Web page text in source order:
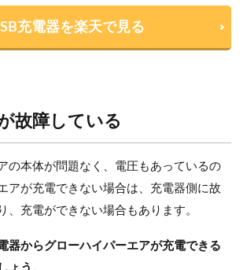
充電器を楽天で見る
故障している
の本体が問題なく、電圧もあっているの
アが充電できない場合は、充電器側に故
、充電ができない場合もあります。
器からグローハイパーエアが充電できる